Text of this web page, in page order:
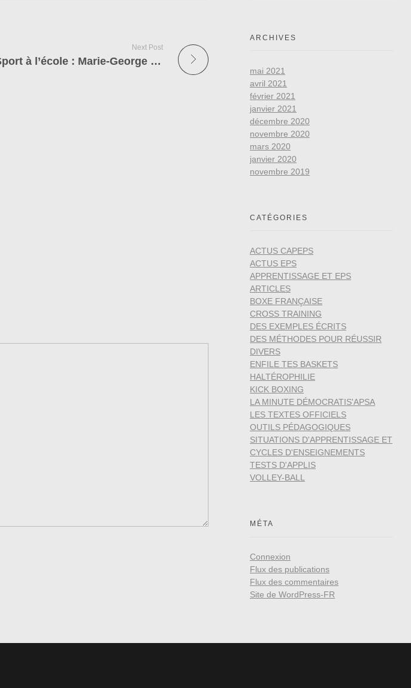
Next Post
ENTRETIEN. Sport à l’école : Marie-George Buffet dénonce la « maltraitance de l’EPS »
ARCHIVES
mai 2021
avril 2021
février 2021
janvier 2021
décembre 2020
novembre 2020
mars 2020
janvier 2020
novembre 2019
CATÉGORIES
ACTUS CAPEPS
ACTUS EPS
APPRENTISSAGE ET EPS
ARTICLES
BOXE FRANÇAISE
CROSS TRAINING
DES EXEMPLES ÉCRITS
DES MÉTHODES POUR RÉUSSIR
DIVERS
ENFILE TES BASKETS
HALTÉROPHILIE
KICK BOXING
LA MINUTE DÉMOCRATIS'APSA
LES TEXTES OFFICIELS
OUTILS PÉDAGOGIQUES
SITUATIONS D'APPRENTISSAGE ET
CYCLES D'ENSEIGNEMENTS
TESTS D'APPLIS
VOLLEY-BALL
MÉTA
Connexion
Flux des publications
Flux des commentaires
Site de WordPress-FR